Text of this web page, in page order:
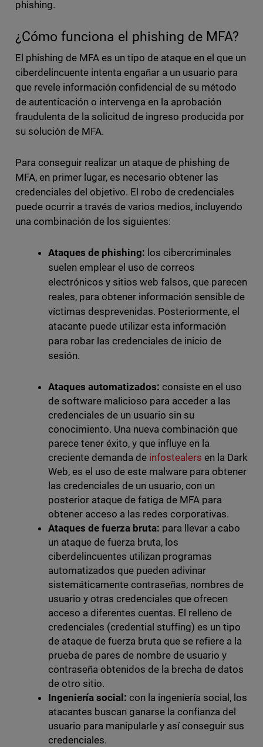
phishing.
¿Cómo funciona el phishing de MFA?
El phishing de MFA es un tipo de ataque en el que un
ciberdelincuente intenta engañar a un usuario para
que revele información confidencial de su método
de autenticación o intervenga en la aprobación
fraudulenta de la solicitud de ingreso producida por
su solución de MFA.
Para conseguir realizar un ataque de phishing de
MFA, en primer lugar, es necesario obtener las
credenciales del objetivo. El robo de credenciales
puede ocurrir a través de varios medios, incluyendo
una combinación de los siguientes:
Ataques de phishing: los cibercriminales
suelen emplear el uso de correos
electrónicos y sitios web falsos, que parecen
reales, para obtener información sensible de
víctimas desprevenidas. Posteriormente, el
atacante puede utilizar esta información
para robar las credenciales de inicio de
sesión.
Ataques automatizados: consiste en el uso
de software malicioso para acceder a las
credenciales de un usuario sin su
conocimiento. Una nueva combinación que
parece tener éxito, y que influye en la
creciente demanda deinfostealers en la Dark
Web, es el uso de este malware para obtener
las credenciales de un usuario, con un
posterior ataque de fatiga de MFA para
obtener acceso a las redes corporativas.
Ataques de fuerza bruta: para llevar a cabo
un ataque de fuerza bruta, los
ciberdelincuentes utilizan programas
automatizados que pueden adivinar
sistemáticamente contraseñas, nombres de
usuario y otras credenciales que ofrecen
acceso a diferentes cuentas. El relleno de
credenciales (credential stuffing) es un tipo
de ataque de fuerza bruta que se refiere a la
prueba de pares de nombre de usuario y
contraseña obtenidos de la brecha de datos
de otro sitio.
Ingeniería social: con la ingeniería social, los
atacantes buscan ganarse la confianza del
usuario para manipularle y así conseguir sus
credenciales.